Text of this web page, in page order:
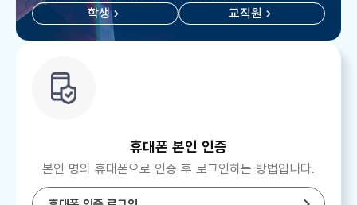
학생 교직원
휴대폰 본인 인증
본인 명의 휴대폰으로 인증 후 로그인하는 방법입니다.